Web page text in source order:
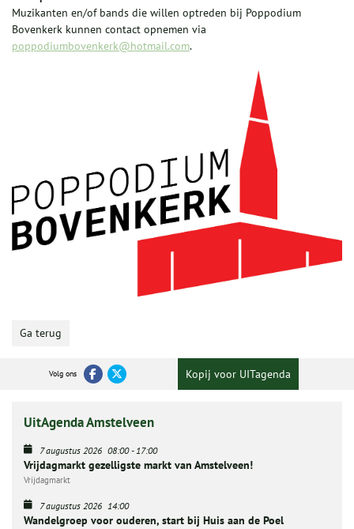
Muzikanten en/of bands die willen optreden bij Poppodium
Bovenkerk kunnen contact opnemen via
poppodiumbovenkerk@hotmail.com.
Ga terug
Volg ons Kopij voor UITagenda
UitAgenda Amstelveen
7 augustus 2026 08:00-17:00
Vrijdagmarkt gezelligste markt van Amstelveen!
Vrijdagmarkt
7 augustus 2026 14:00
Wandelgroep voor ouderen, start bij Huis aan de Poel